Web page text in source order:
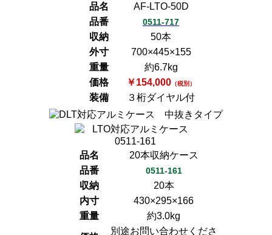
品名
AF-LTO-50D
品番
0511-717
収納
50本
外寸
700×445×155
重量
約6.7kg
価格
￥154,000 （税別）
装備 ３桁ダイヤル付
品名
20本収納ケース
品番
0511-161
収納
20本
内寸
430×295×166
重量
約3.0kg
別途お問い合わせくださ